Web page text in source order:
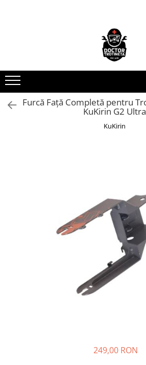
Toate produsele
Piese de schimb
https://www.doctortrotineta.ro/
Acceleratie
https://www.doctortrotineta.ro/frane
Furcă Față Completă pentru
KuKirin G2 Ultra
KuKirin
249,00 RON